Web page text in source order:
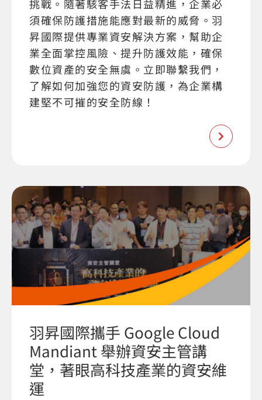
挑戰。隨著駭客手法日益精進，企業必
須確保防護措施能應對最新的威脅。羽
昇國際提供專業資安解決方案，幫助企
業全面掌控風險、提升防護效能，確保
數位資產的安全無虞。立即聯繫我們，
了解如何加強您的資安防護，為企業構
建堅不可摧的安全防線！
羽昇國際攜手 Google Cloud
Mandiant 舉辦資安主管講
堂，著眼高科技產業的資安維
運